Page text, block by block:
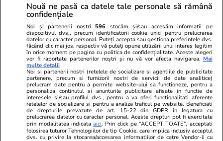
Wowbiz.ro
Durere fără margini după
moartea Raisei, fetița de 9 ani
ucisă în accidentul de la Cluj.
Mesajul sfâșietor al mamei sale:
„Te iubim…”
Redactia.ro
În
destinul
întorsătură
niciodată
POLITIC
Politică 04 aug.
Nouă ne pasă ca datele tale personale să rămână
confidențiale
Noi și partenerii noștri 596 stocăm și/sau accesăm informații pe
dispozitivul dvs., precum identificatorii cookie unici pentru prelucrarea
datelor cu caracter personal. Puteți accepta sau gestiona preferințele dvs.
făcând clic mai jos, respectiv vă puteți opune utilizării unui interes legitim
în orice moment pe pagina cu politica de confidențialitate. Aceste alegeri
vor fi raportate partenerilor noștri și nu vă vor afecta navigarea. Mai
multe detalii
Noi si partenerii nostri (retelele de socializare si agentiile de publicitate
partenere, precum si furnizorii nostri de servicii de date analitice)
prelucram date pentru a permite website-ului sa functioneze, pentru a
personaliza continutul si anunturile publicitare afisate in functie de
interesele si/sau profilul dvs., pentru a va oferi functionalitati aferente
retelelor de socializare si pentru a analiza traficul pe website. Beneficiati
de drepturile prevazute de art. 15-22 din GDPR in legatura cu
prelucrarea datelor cu caracter personal. Aceste drepturi pot fi exercitate
prin modalitatea indicataaici. Prin click pe “ACCEPT TOATE”, acceptati
folosirea tuturor Tehnologiilor de tip Cookie, care implica inclusiv acceptul
dvs. cu privire la stocarea/accesarea informatiilor de catre Vendor-ii cu